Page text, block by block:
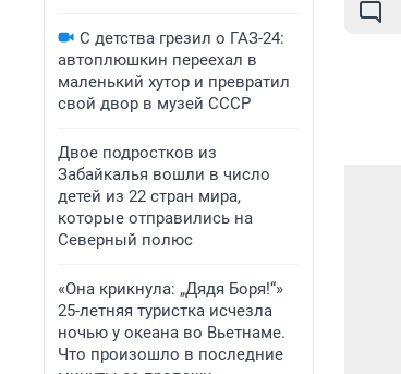
С детства грезил о ГАЗ-24:
автоплюшкин переехал в
маленький хутор и превратил
свой двор в музей СССР
Двое подростков из
Забайкалья вошли в число
детей из 22 стран мира,
которые отправились на
Северный полюс
«Она крикнула: „Дядя Боря!“»
25-летняя туристка исчезла
ночью у океана во Вьетнаме.
Что произошло в последние